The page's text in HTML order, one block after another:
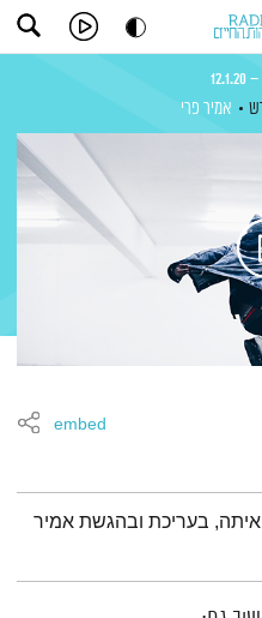
אמיר פרי
embed
בעריכת ובהגשת אמיר